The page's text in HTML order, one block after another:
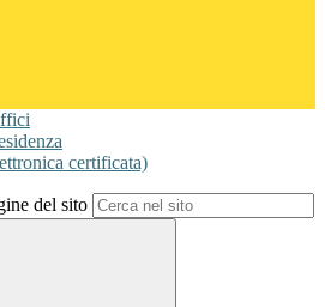
certificata)
del sito